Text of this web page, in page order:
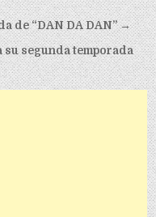
de “DAN DA DAN” →
segunda temporada